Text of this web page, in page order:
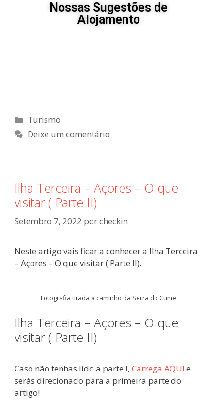
Nossas Sugestões de
Alojamento
Turismo
Deixe um comentário
Ilha Terceira – Açores – O que
visitar ( Parte II)
Setembro 7, 2022 porcheckin
Neste artigo vais ficar a conhecer a Ilha Terceira
– Açores – O que visitar ( Parte II).
Fotografia tirada a caminho da Serra do Cume
Ilha Terceira – Açores – O que
visitar ( Parte II)
Caso não tenhas lido a parte I, Carrega AQUI e
serás direcionado para a primeira parte do
artigo!